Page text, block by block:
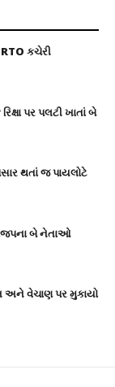
કચેરી
પર પલટી ખાતાં બે
થતાં જ પાયલોટે
બે નેતાઓ
અને વેચાણ પર મુકાયો